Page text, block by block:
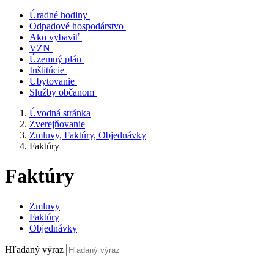
Úradné hodiny
Odpadové hospodárstvo
Ako vybaviť
VZN
Územný plán
Inštitúcie
Ubytovanie
Služby občanom
Úvodná stránka
Zverejňovanie
Zmluvy, Faktúry, Objednávky
Faktúry
Faktúry
Zmluvy
Faktúry
Objednávky
Hľadaný výraz